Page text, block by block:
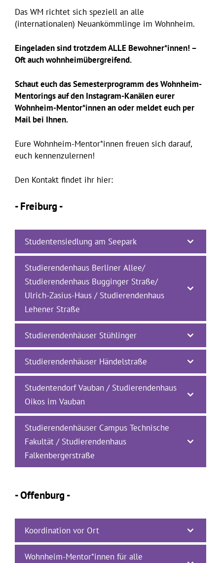
Das WM richtet sich speziell an alle
(internationalen) Neuankömmlinge im Wohnheim.
Eingeladen sind trotzdem ALLE Bewohner*innen! –
Oft auch wohnheimübergreifend.
Schaut euch das Semesterprogramm des Wohnheim-
Mentoringsauf den Instagram-Kanälen eurer
Wohnheim-Mentor*innen an oder meldet euch per
Mail bei Ihnen.
Eure Wohnheim-Mentor*innen freuen sich darauf,
euch kennenzulernen!
Den Kontakt findet ihr hier:
- Freiburg -
Studentensiedlung am Seepark
Studierendenhaus Berliner Allee/
Studierendenhaus Bugginger Straße/
Ulrich-Zasius-Haus / Studierendenhaus
Lehener Straße
Studierendenhäuser Stühlinger
Studierendenhäuser Händelstraße
Studentendorf Vauban / Studierendenhaus
Oikos im Vauban
Studierendenhäuser Campus Technische
Fakultät / Studierendenhaus
Falkenbergerstraße
- Offenburg -
Koordination vor Ort
Wohnheim-Mentor*innen für alle